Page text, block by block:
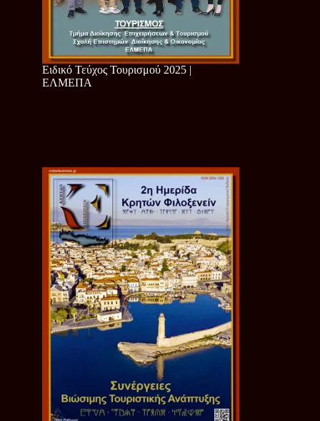
Ειδικό Τεύχος Τουρισμού 2025 |
ΕΛΜΕΠΑ